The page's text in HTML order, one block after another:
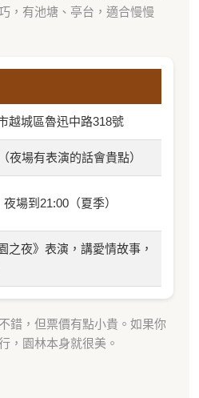
，有池塘、亭台，適合慢慢
越城區魯迅中路318號
夜場有表演的話會貴點）
場到21:00（夏季）
之夜》表演，講愛情故事，
錯，但票價有點小貴。如果你
，園林本身就很美。